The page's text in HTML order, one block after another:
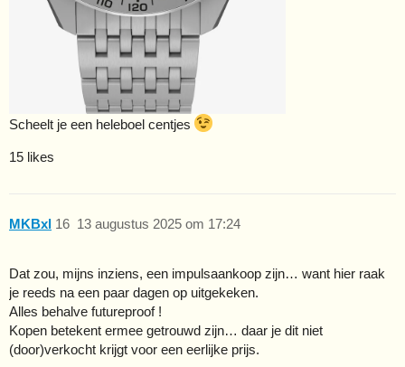
Scheelt je een heleboel centjes
15 likes
MKBxl 13 augustus 2025 om 17:24
16
Dat zou, mijns inziens, een impulsaankoop zijn… want hier raak
je reeds na een paar dagen op uitgekeken.
Alles behalve futureproof !
Kopen betekent ermee getrouwd zijn… daar je dit niet
(door)verkocht krijgt voor een eerlijke prijs.